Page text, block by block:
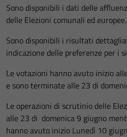
Sono disponibili i dati delle
delle Elezioni comunali ed europee.
Sono disponibili i risultati
indicazione delle preferenze per i
Le votazioni hanno avuto inizio
e sono terminate alle 23 di
Le operazioni di scrutinio delle
alle 23 di domenica 9 giugno
hanno avuto inizio Lunedì 10